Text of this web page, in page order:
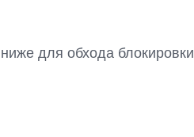
для обхода блокировки